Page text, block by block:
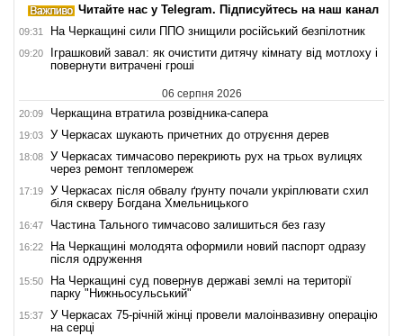
Читайте нас у Telegram. Підписуйтесь на наш канал
09:31 На Черкащині сили ППО знищили російський безпілотник
09:20
Іграшковий завал: як очистити дитячу кімнату від мотлоху і
повернути витрачені гроші
06 серпня 2026
20:09 Черкащина втратила розвідника-сапера
19:03 У Черкасах шукають причетних до отруєння дерев
18:08
У Черкасах тимчасово перекриють рух на трьох вулицях
через ремонт тепломереж
17:19
У Черкасах після обвалу ґрунту почали укріплювати схил
біля скверу Богдана Хмельницького
16:47 Частина Тального тимчасово залишиться без газу
16:22
На Черкащині молодята оформили новий паспорт одразу
після одруження
15:50
На Черкащині суд повернув державі землі на території
парку "Нижньосульський"
15:37
У Черкасах 75-річній жінці провели малоінвазивну операцію
на серці